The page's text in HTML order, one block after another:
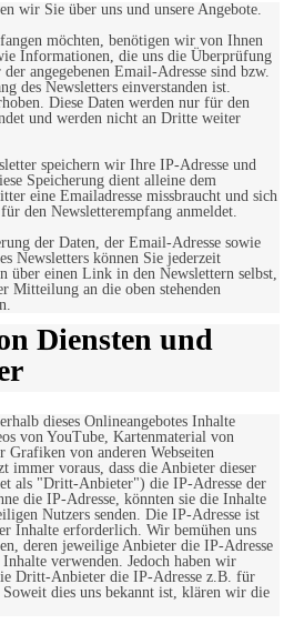
wir Sie über uns und unsere Angebote.
möchten, benötigen wir von Ihnen
Informationen, die uns die Überprüfung
angegebenen Email-Adresse sind bzw.
des Newsletters einverstanden ist.
Diese Daten werden nur für den
und werden nicht an Dritte weiter
speichern wir Ihre IP-Adresse und
Speicherung dient alleine dem
eine Emailadresse missbraucht und sich
den Newsletterempfang anmeldet.
der Daten, der Email-Adresse sowie
Newsletters können Sie jederzeit
über einen Link in den Newslettern selbst,
Mitteilung an die oben stehenden
Diensten und
dieses Onlineangebotes Inhalte
von YouTube, Kartenmaterial von
Grafiken von anderen Webseiten
immer voraus, dass die Anbieter dieser
als "Dritt-Anbieter") die IP-Adresse der
die IP-Adresse, könnten sie die Inhalte
Nutzers senden. Die IP-Adresse ist
Inhalte erforderlich. Wir bemühen uns
deren jeweilige Anbieter die IP-Adresse
verwenden. Jedoch haben wir
Dritt-Anbieter die IP-Adresse z.B. für
dies uns bekannt ist, klären wir die